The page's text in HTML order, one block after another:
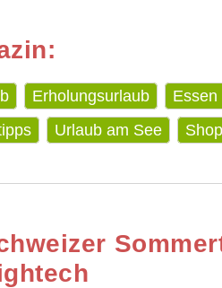
Erholungsurlaub Essen
Urlaub am See